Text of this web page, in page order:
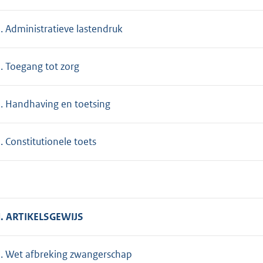
Administratieve lastendruk
Toegang tot zorg
Handhaving en toetsing
Constitutionele toets
ARTIKELSGEWIJS
Wet afbreking zwangerschap